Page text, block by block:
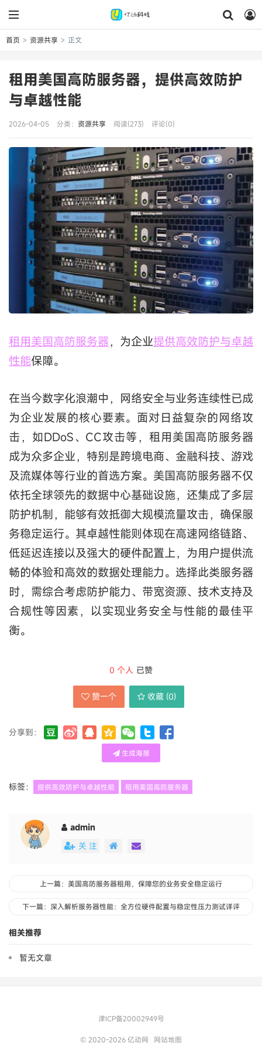
首页 > 资源共享 > 正文
租用美国高防服务器，提供高效防护
与卓越性能
2026-04-05 分类： 资源共享 阅读(273) 评论(0)
租用美国高防服务器，为企业提供高效防护与卓越
性能保障。
在当今数字化浪潮中，网络安全与业务连续性已成
为企业发展的核心要素。面对日益复杂的网络攻
击，如DDoS、CC攻击等，租用美国高防服务器
成为众多企业，特别是跨境电商、金融科技、游戏
及流媒体等行业的首选方案。美国高防服务器不仅
依托全球领先的数据中心基础设施，还集成了多层
防护机制，能够有效抵御大规模流量攻击，确保服
务稳定运行。其卓越性能则体现在高速网络链路、
低延迟连接以及强大的硬件配置上，为用户提供流
畅的体验和高效的数据处理能力。选择此类服务器
时，需综合考虑防护能力、带宽资源、技术支持及
合规性等因素，以实现业务安全与性能的最佳平
衡。
0 个人 已赞
赞一个 收藏 (0)
分享到：
生成海报
标签： 提供高效防护与卓越性能 租用美国高防服务器
admin
关 注
上一篇：美国高防服务器租用，保障您的业务安全稳定运行
下一篇：深入解析服务器性能：全方位硬件配置与稳定性压力测试详评
相关推荐
暂无文章
津ICP备20002949号
© 2020-2026亿动网
网站地图